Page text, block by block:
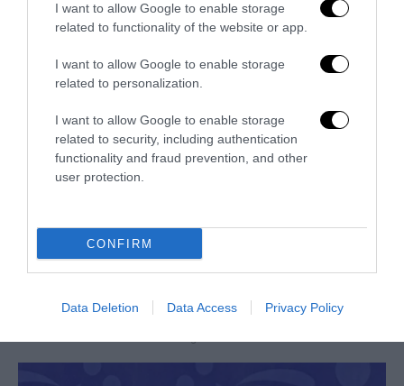
I want to allow Google to enable storage
related to functionality of the website or app.
I want to allow Google to enable storage
related to personalization.
I want to allow Google to enable storage
related to security, including authentication
functionality and fraud prevention, and other
user protection.
CONFIRM
Data Deletion Data Access Privacy Policy
14 Luglio 2026
Trump e Infantino: oltre l’ultimo Mondiale dell’umanità